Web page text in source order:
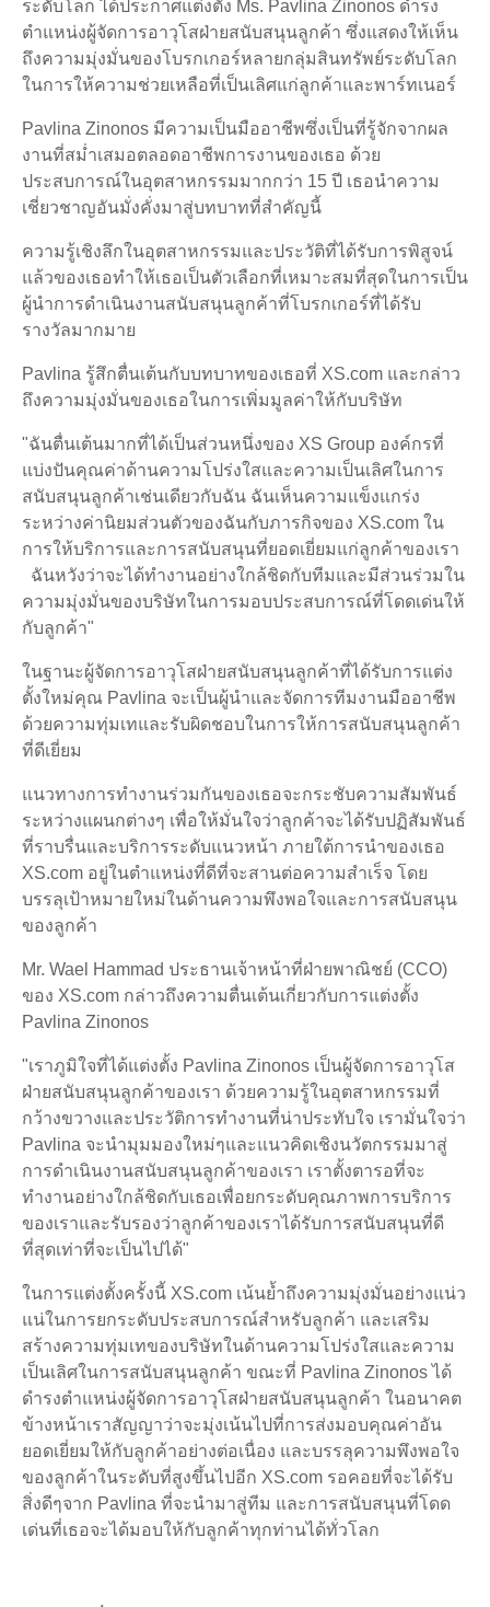
ระดับโลก ได้ประกาศแต่งตั้ง Ms. Pavlina Zinonos ดำรง
ตำแหน่งผู้จัดการอาวุโสฝ่ายสนับสนุนลูกค้า ซึ่งแสดงให้เห็น
ถึงความมุ่งมั่นของโบรกเกอร์หลายกลุ่มสินทรัพย์ระดับโลก
ในการให้ความช่วยเหลือที่เป็นเลิศแก่ลูกค้าและพาร์ทเนอร์
Pavlina Zinonos มีความเป็นมืออาชีพซึ่งเป็นที่รู้จักจากผล
งานที่สม่ำเสมอตลอดอาชีพการงานของเธอ ด้วย
ประสบการณ์ในอุตสาหกรรมมากกว่า 15 ปี เธอนำความ
เชี่ยวชาญอันมั่งคั่งมาสู่บทบาทที่สำคัญนี้
ความรู้เชิงลึกในอุตสาหกรรมและประวัติที่ได้รับการพิสูจน์
แล้วของเธอทำให้เธอเป็นตัวเลือกที่เหมาะสมที่สุดในการเป็น
ผู้นำการดำเนินงานสนับสนุนลูกค้าที่โบรกเกอร์ที่ได้รับ
รางวัลมากมาย
Pavlina รู้สึกตื่นเต้นกับบทบาทของเธอที่ XS.com และกล่าว
ถึงความมุ่งมั่นของเธอในการเพิ่มมูลค่าให้กับบริษัท
"ฉันตื่นเต้นมากที่ได้เป็นส่วนหนึ่งของ XS Group องค์กรที่
แบ่งปันคุณค่าด้านความโปร่งใสและความเป็นเลิศในการ
สนับสนุนลูกค้าเช่นเดียวกับฉัน ฉันเห็นความแข็งแกร่ง
ระหว่างค่านิยมส่วนตัวของฉันกับภารกิจของ XS.com ใน
การให้บริการและการสนับสนุนที่ยอดเยี่ยมแก่ลูกค้าของเรา
ฉันหวังว่าจะได้ทำงานอย่างใกล้ชิดกับทีมและมีส่วนร่วมใน
ความมุ่งมั่นของบริษัทในการมอบประสบการณ์ที่โดดเด่นให้
กับลูกค้า"
ในฐานะผู้จัดการอาวุโสฝ่ายสนับสนุนลูกค้าที่ได้รับการแต่ง
ตั้งใหม่คุณ Pavlina จะเป็นผู้นำและจัดการทีมงานมืออาชีพ
ด้วยความทุ่มเทและรับผิดชอบในการให้การสนับสนุนลูกค้า
ที่ดีเยี่ยม
แนวทางการทำงานร่วมกันของเธอจะกระชับความสัมพันธ์
ระหว่างแผนกต่างๆ เพื่อให้มั่นใจว่าลูกค้าจะได้รับปฏิสัมพันธ์
ที่ราบรื่นและบริการระดับแนวหน้า ภายใต้การนำของเธอ
XS.com อยู่ในตำแหน่งที่ดีที่จะสานต่อความสำเร็จ โดย
บรรลุเป้าหมายใหม่ในด้านความพึงพอใจและการสนับสนุน
ของลูกค้า
Mr. Wael Hammad ประธานเจ้าหน้าที่ฝ่ายพาณิชย์ (CCO)
ของ XS.com กล่าวถึงความตื่นเต้นเกี่ยวกับการแต่งตั้ง
Pavlina Zinonos
"เราภูมิใจที่ได้แต่งตั้ง Pavlina Zinonos เป็นผู้จัดการอาวุโส
ฝ่ายสนับสนุนลูกค้าของเรา ด้วยความรู้ในอุตสาหกรรมที่
กว้างขวางและประวัติการทำงานที่น่าประทับใจ เรามั่นใจว่า
Pavlina จะนำมุมมองใหม่ๆและแนวคิดเชิงนวัตกรรมมาสู่
การดำเนินงานสนับสนุนลูกค้าของเรา เราตั้งตารอที่จะ
ทำงานอย่างใกล้ชิดกับเธอเพื่อยกระดับคุณภาพการบริการ
ของเราและรับรองว่าลูกค้าของเราได้รับการสนับสนุนที่ดี
ที่สุดเท่าที่จะเป็นไปได้"
ในการแต่งตั้งครั้งนี้ XS.com เน้นย้ำถึงความมุ่งมั่นอย่างแน่ว
แน่ในการยกระดับประสบการณ์สำหรับลูกค้า และเสริม
สร้างความทุ่มเทของบริษัทในด้านความโปร่งใสและความ
เป็นเลิศในการสนับสนุนลูกค้า ขณะที่ Pavlina Zinonos ได้
ดำรงตำแหน่งผู้จัดการอาวุโสฝ่ายสนับสนุนลูกค้า ในอนาคต
ข้างหน้าเราสัญญาว่าจะมุ่งเน้นไปที่การส่งมอบคุณค่าอัน
ยอดเยี่ยมให้กับลูกค้าอย่างต่อเนื่อง และบรรลุความพึงพอใจ
ของลูกค้าในระดับที่สูงขึ้นไปอีก XS.com รอคอยที่จะได้รับ
สิ่งดีๆจาก Pavlina ที่จะนำมาสู่ทีม และการสนับสนุนที่โดด
เด่นที่เธอจะได้มอบให้กับลูกค้าทุกท่านได้ทั่วโลก